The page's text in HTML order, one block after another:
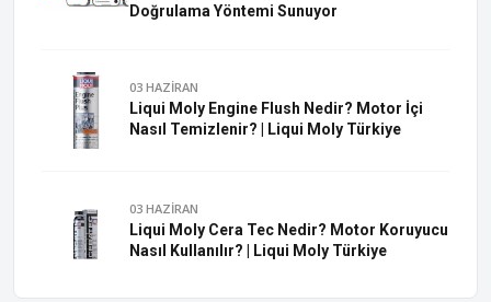
Doğrulama Yöntemi Sunuyor
03 HAZİRAN
Liqui Moly Engine Flush Nedir? Motor İçi
Nasıl Temizlenir? | Liqui Moly Türkiye
03 HAZİRAN
Liqui Moly Cera Tec Nedir? Motor Koruyucu
Nasıl Kullanılır? | Liqui Moly Türkiye